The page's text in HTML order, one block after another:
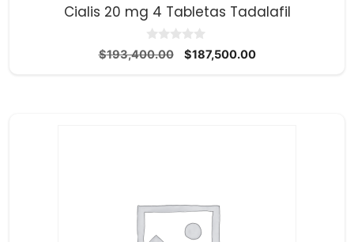
Cialis 20 mg 4 Tabletas Tadalafil
0
d
$193,400.00
El
$187,500.00El